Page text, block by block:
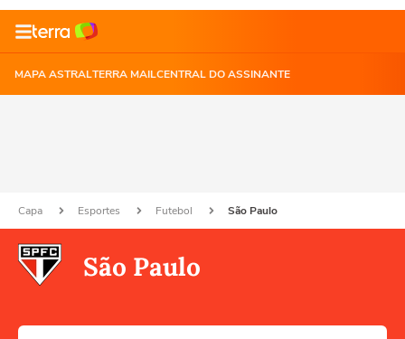
MAPA ASTRALTERRA MAILCENTRAL DO ASSINANTE
Capa Esportes Futebol São Paulo
São Paulo